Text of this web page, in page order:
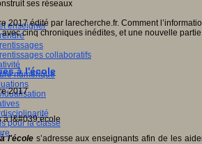
enseigner
collaboratifs
numérique
pour la classe
2017 édité par larecherche.fr. Comment
cinq chroniques inédites, et une nouvelle partie
à l'école
2017
l'écoles’adresse aux enseignants afin de les